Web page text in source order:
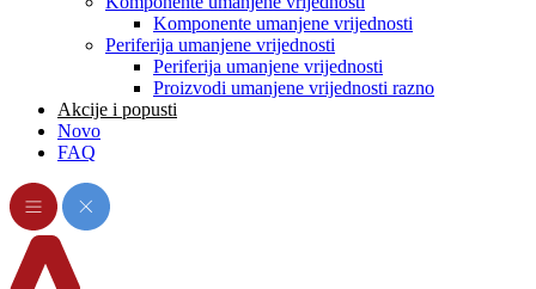
Komponente umanjene vrijednosti
Periferija umanjene vrijednosti
Periferija umanjene vrijednosti
Proizvodi umanjene vrijednosti razno
Akcije i popusti
Novo
FAQ